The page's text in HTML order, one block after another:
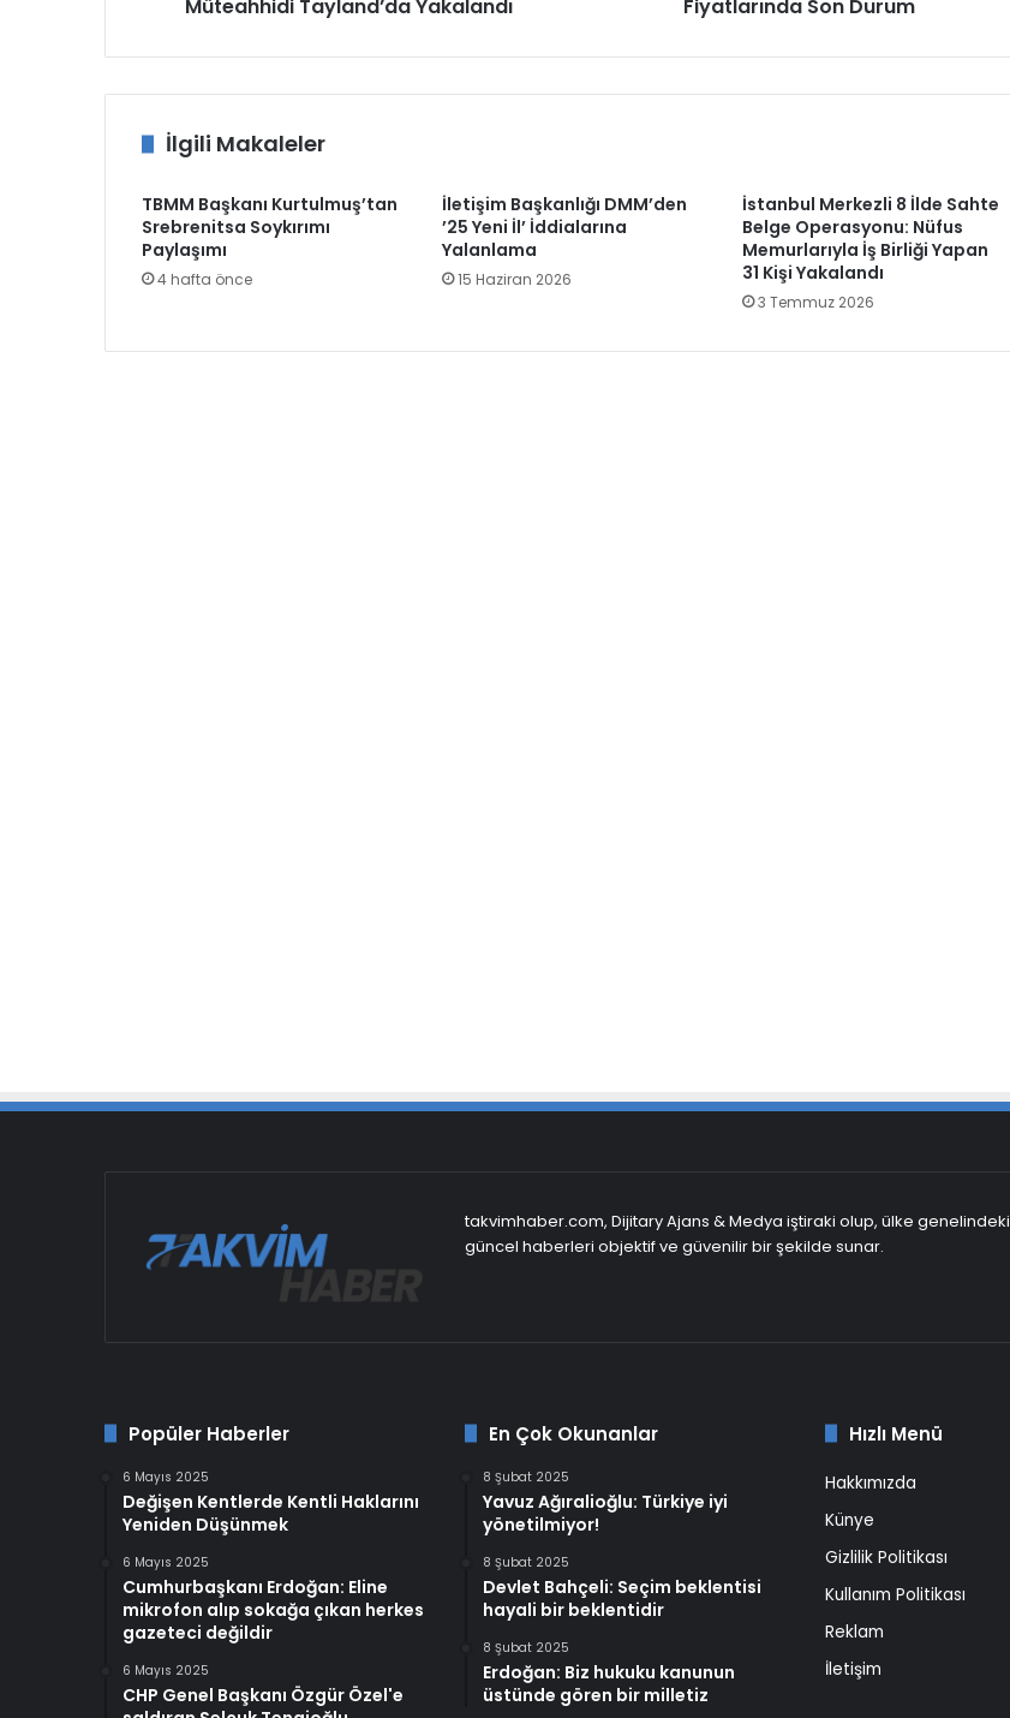
Müteahhidi Tayland’da Yakalandı
Fiyatlarında Son Durum
İlgili Makaleler
TBMM Başkanı Kurtulmuş’tan
Srebrenitsa Soykırımı
Paylaşımı
4 hafta önce
İletişim Başkanlığı DMM’den
’25 Yeni İl’ İddialarına
Yalanlama
15 Haziran 2026
İstanbul Merkezli 8 İlde Sahte
Belge Operasyonu: Nüfus
Memurlarıyla İş Birliği Yapan
31 Kişi Yakalandı
3 Temmuz 2026
takvimhaber.com, Dijitary Ajans & Medya iştiraki olup, ülke genelindeki
güncel haberleri objektif ve güvenilir bir şekilde sunar.
Popüler Haberler
6 Mayıs 2025
Değişen Kentlerde Kentli Haklarını
Yeniden Düşünmek
6 Mayıs 2025
Cumhurbaşkanı Erdoğan: Eline
mikrofon alıp sokağa çıkan herkes
gazeteci değildir
6 Mayıs 2025
CHP Genel Başkanı Özgür Özel'e
En Çok Okunanlar
8 Şubat 2025
Yavuz Ağıralioğlu: Türkiye iyi
yönetilmiyor!
8 Şubat 2025
Devlet Bahçeli: Seçim beklentisi
hayali bir beklentidir
8 Şubat 2025
Erdoğan: Biz hukuku kanunun
üstünde gören bir milletiz
Hızlı Menü
Hakkımızda
Künye
Gizlilik Politikası
Kullanım Politikası
Reklam
İletişim